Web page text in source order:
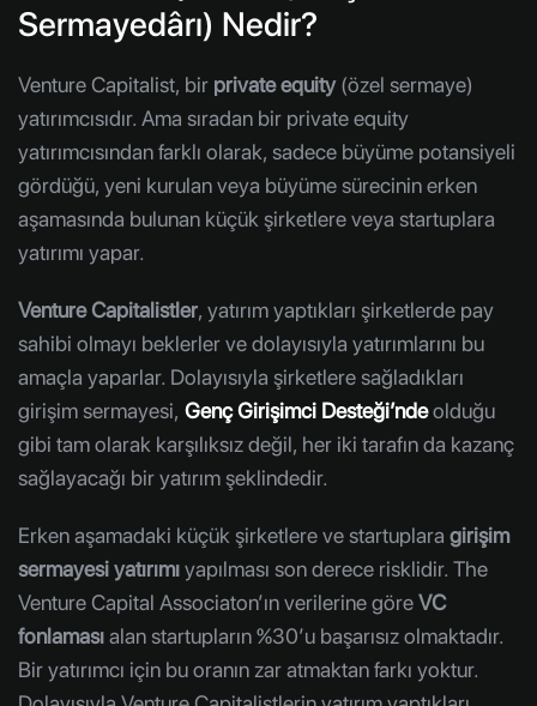
Sermayedârı) Nedir?
Venture Capitalist, bir private equity(özel sermaye)
yatırımcısıdır. Ama sıradan bir private equity
yatırımcısından farklı olarak, sadece büyüme potansiyeli
gördüğü, yeni kurulan veya büyüme sürecinin erken
aşamasında bulunan küçük şirketlere veya startuplara
yatırımı yapar.
Venture Capitalistler, yatırım yaptıkları şirketlerde pay
sahibi olmayı beklerler ve dolayısıyla yatırımlarını bu
amaçla yaparlar. Dolayısıyla şirketlere sağladıkları
girişim sermayesi, Genç Girişimci Desteği’ndeolduğu
gibi tam olarak karşılıksız değil, her iki tarafın da kazanç
sağlayacağı bir yatırım şeklindedir.
Erken aşamadaki küçük şirketlere ve startuplara girişim
sermayesi yatırımıyapılması son derece risklidir. The
Venture Capital Associaton’ın verilerine göreVC
fonlamasıalan startupların %30’u başarısız olmaktadır.
Bir yatırımcı için bu oranın zar atmaktan farkı yoktur.